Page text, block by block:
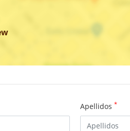
Apellidos *